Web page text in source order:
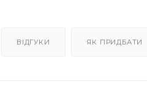
ВІДГУКИ ЯК ПРИДБАТИ